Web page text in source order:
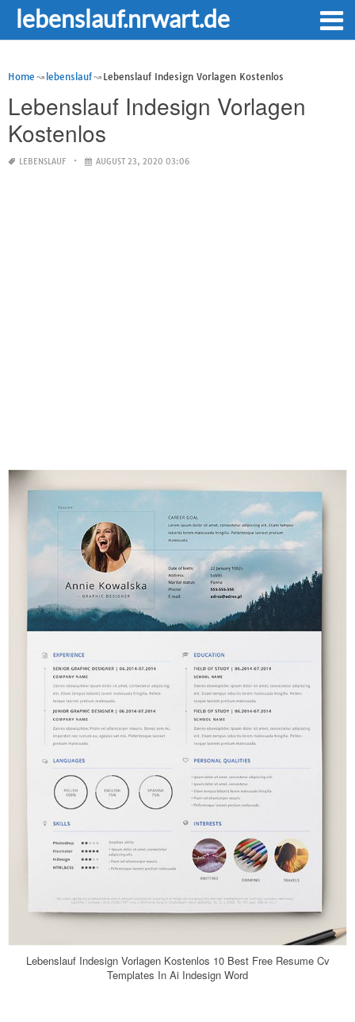
lebenslauf.nrwart.de
Home lebenslauf Lebenslauf Indesign Vorlagen Kostenlos
Lebenslauf Indesign Vorlagen
Kostenlos
LEBENSLAUF AUGUST 23, 2020 03:06
Lebenslauf Indesign Vorlagen Kostenlos 10 Best Free Resume Cv
Templates In Ai Indesign Word